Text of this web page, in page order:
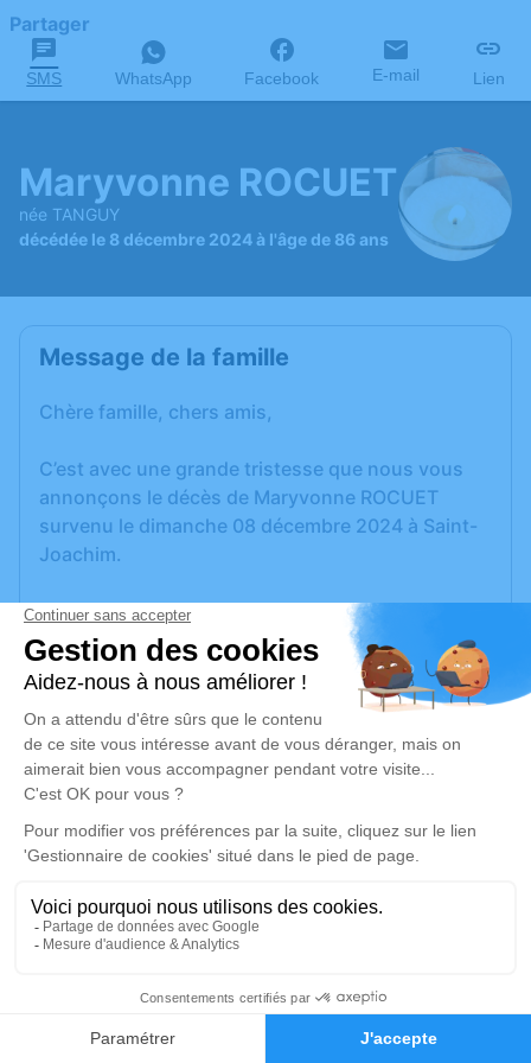
Faire-part Hommages
Partager
SMS WhatsApp Facebook E-mail Lien
Maryvonne ROCUET
née TANGUY
décédée le 8 décembre 2024 à l'âge de 86 ans
Message de la famille
Chère famille, chers amis,
C’est avec une grande tristesse que nous vous
annonçons le décès de Maryvonne ROCUET
survenu le dimanche 08 décembre 2024 à Saint-
Joachim.
Nous vous invitons à utiliser cet espace pour
laisser vos condoléances, partager des photos
souvenirs, une anecdote ou exprimer vos
pensées à travers des poèmes ou des textes. Cet
endroit est un lieu d'expression dédié à honorer la
mémoire de Maryvonne ROCUET.
Un service de plantation d’arbre hommage est
disponible ici .
Je rends hommage
vendredi 13 décembre 2024 à 12h00
Crématorium de Saint-Nazaire